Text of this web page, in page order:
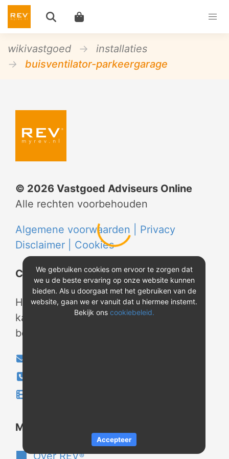
wikivastgoed
installaties
buisventilator-parkeergarage
© 2026 Vastgoed Adviseurs Online
Alle rechten voorbehouden
Algemene voorwaarden | Privacy
Disclaimer | Cookies
Contact
Heeft u vragen? Neem tijdens
kantooruren contact met ons op of
bekijk onze instructievideo's.
Meer over REV
Over REV®
We gebruiken cookies om ervoor te zorgen dat
we u de beste ervaring op onze website kunnen
bieden. Als u doorgaat met het gebruiken van de
website, gaan we er vanuit dat u hiermee instemt.
Bekijk ons cookiebeleid.
Accepteer